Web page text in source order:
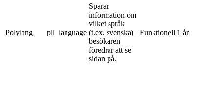
Polylang pll_language
Sparar
information om
vilket språk
(t.ex. svenska)
besökaren
föredrar att se
sidan på.
Funktionell 1 år